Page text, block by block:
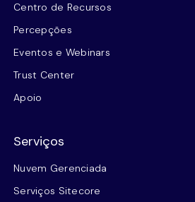
Centro de Recursos
Percepções
Eventos e Webinars
Trust Center
Apoio
Serviços
Nuvem Gerenciada
Serviços Sitecore